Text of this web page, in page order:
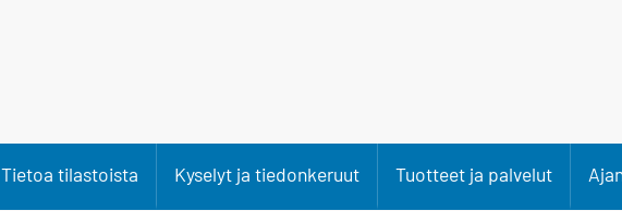
Tietoa tilastoista Kyselyt ja tiedonkeruut Tuotteet ja palvelut